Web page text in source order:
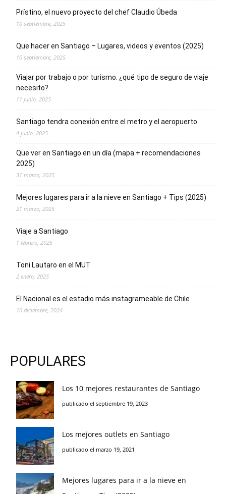
Prístino, el nuevo proyecto del chef Claudio Úbeda
10 septiembre, 2025
Que hacer en Santiago – Lugares, videos y eventos (2025)
10 septiembre, 2025
Viajar por trabajo o por turismo: ¿qué tipo de seguro de viaje
necesito?
11 junio, 2025
Santiago tendra conexión entre el metro y el aeropuerto
4 junio, 2025
Que ver en Santiago en un día (mapa + recomendaciones
2025)
31 marzo, 2025
Mejores lugares para ir a la nieve en Santiago + Tips (2025)
21 marzo, 2025
Viaje a Santiago
1 febrero, 2025
Toni Lautaro en el MUT
2 enero, 2025
El Nacional es el estadio más instagrameable de Chile
10 diciembre, 2024
POPULARES
Los 10 mejores restaurantes de Santiago
publicado el septiembre 19, 2023
Los mejores outlets en Santiago
publicado el marzo 19, 2021
Mejores lugares para ir a la nieve en